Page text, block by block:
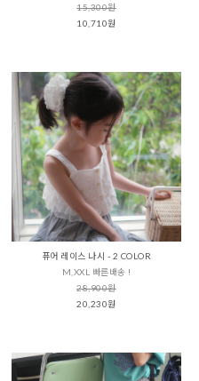
15,300원
10,710원
퓨어 레이스 나시 - 2 COLOR
M,XXL 빠른배송 !
28,900원
20,230원